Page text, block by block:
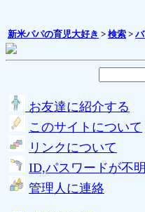
新米パパの育児大好き > 検索 >
お友達に紹介する
このサイトについて
リンクについて
ID,パスワードが不
管理人に連絡